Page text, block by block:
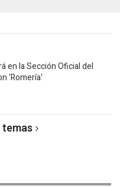
en la Sección Oficial del
'Romería'